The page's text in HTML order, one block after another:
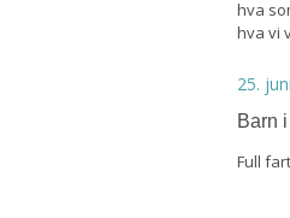
hva
hva vi
25.
Barn
Full